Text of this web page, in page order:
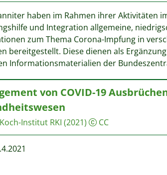
haben im Rahmen ihrer Aktivitäten
und Integration allgemeine,
zum Thema Corona-Impfung in
bereitgestellt. Diese dienen als
Informationsmaterialien der
von COVID-19
Institut RKI (2021) CC